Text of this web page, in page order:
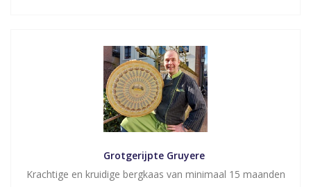
Grotgerijpte Gruyere
Krachtige en kruidige bergkaas van minimaal 15 maanden